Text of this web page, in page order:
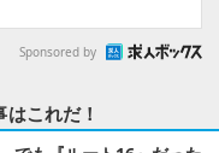
Sponsored by
これだ！